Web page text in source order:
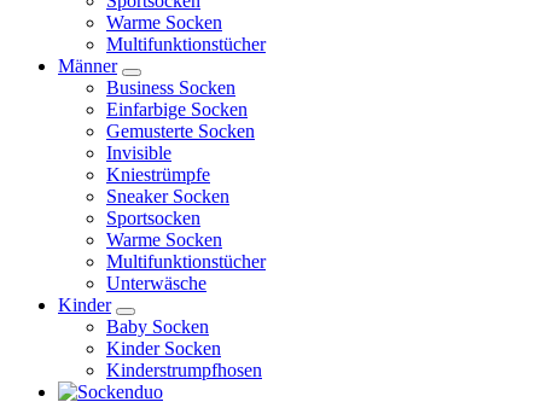
Warme Socken
Multifunktionstücher
Männer
Business Socken
Einfarbige Socken
Gemusterte Socken
Invisible
Kniestrümpfe
Sneaker Socken
Sportsocken
Warme Socken
Multifunktionstücher
Unterwäsche
Kinder
Baby Socken
Kinder Socken
Kinderstrumpfhosen